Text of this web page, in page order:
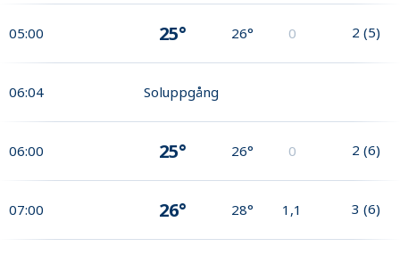
05:00 25° 26° 0 2 (5)
06:04 Soluppgång
06:00 25° 26° 0 2 (6)
07:00 26° 28° 1,1 3 (6)